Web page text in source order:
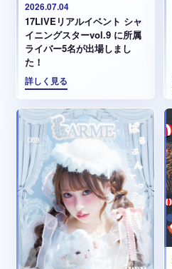
2026.07.04
17LIVEリアルイベント シャ
イニングスターvol.9 に所属
ライバー5名が出場しまし
た！
詳しく見る